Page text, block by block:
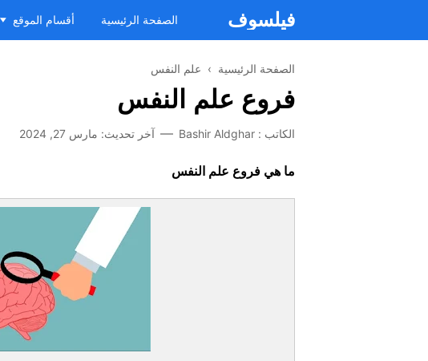
فيلسوف الصفحة الرئيسية أقسام الموقع
الصفحة الرئيسية › علم النفس
فروع علم النفس
الكاتب : Bashir Aldghar آخر تحديث: مارس 27, 2024
ما هي فروع علم النفس